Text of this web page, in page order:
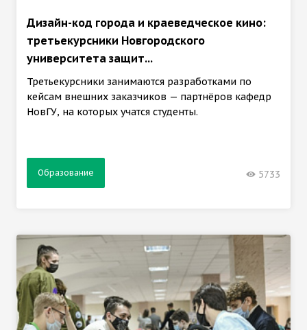
Дизайн-код города и краеведческое кино:
третьекурсники Новгородского
университета защит...
Третьекурсники занимаются разработками по
кейсам внешних заказчиков — партнёров кафедр
НовГУ, на которых учатся студенты.
Образование 5733